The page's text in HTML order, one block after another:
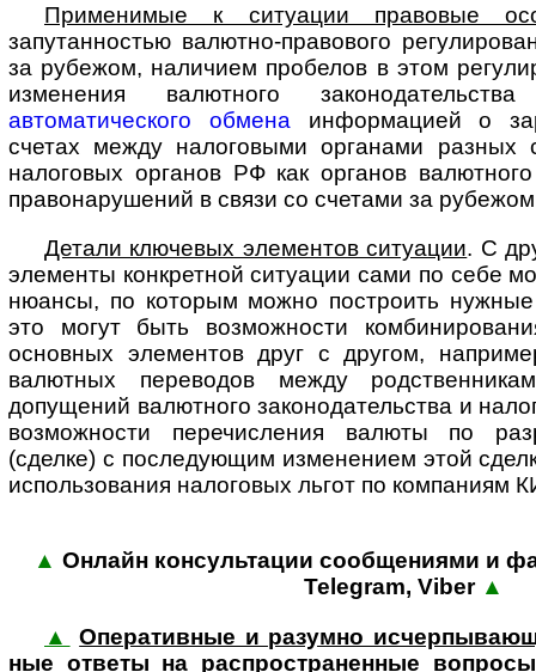
Применимые к ситуации правовые
запутанностью валютно-правового
за рубежом, наличием пробелов в этом
изменения валютного
автоматического обмена информацией о
счетах между налоговыми органами разных
налоговых органов РФ как органов
правонарушений в связи со счетами за
Детали ключевых элементов ситуации. С
элементы конкретной ситуации сами по себе
нюансы, по которым можно построить
это могут быть возможности
основных элементов друг с другом,
валютных переводов между
допущений валютного законодательства и
возможности перечисления валюты по
(сделке) с последующим изменением этой
использования налоговых льгот по компаниям
▲ Онлайн консультации сообщениями и
Tele­gram, Viber ▲
▲
Оперативные и разумно
ные ответы на рас­про­стра­нен­ные воп­росы